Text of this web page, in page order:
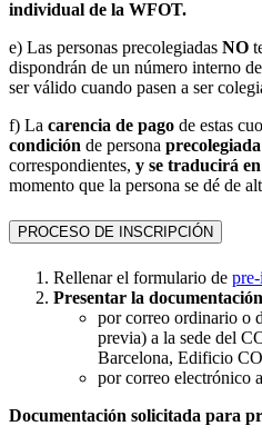
individual de la WFOT.
e) Las personas precolegiadas NO
dispondrán de un número interno
ser válido cuando pasen a ser
f) La carencia de pago de estas
condición de persona precolegiada
correspondientes, y se traducirá
momento que la persona se dé de
PROCESO DE INSCRIPCIÓN
Rellenar el formulario de
Presentar la
por correo ordinario o
previa) a la sede del
Barcelona, Edificio
por correo electrónico a
Documentación solicitada para